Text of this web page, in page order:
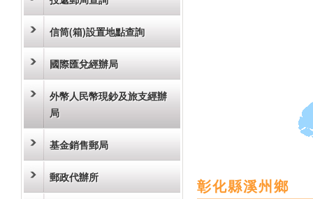
信筒(箱)設置地點查詢
國際匯兌經辦局
外幣人民幣現鈔及旅支經辦
局
基金銷售郵局
郵政代辦所 彰化縣溪州鄉